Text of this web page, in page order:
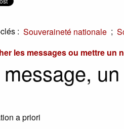
: Souveraineté nationale ;
les messages ou mettre un
a priori